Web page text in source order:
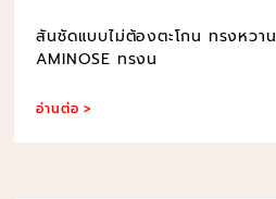
สันชัดแบบไม่ต้องตะโกน ทรงหวา
AMINOSE ทรงน
อ่านต่อ >